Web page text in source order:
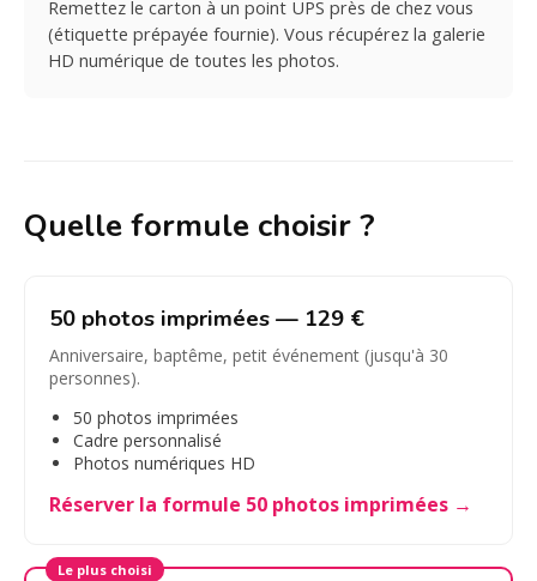
Remettez le carton à un point UPS près de chez vous
(étiquette prépayée fournie). Vous récupérez la galerie
HD numérique de toutes les photos.
Quelle formule choisir ?
50 photos imprimées — 129 €
Anniversaire, baptême, petit événement (jusqu'à 30
personnes).
50 photos imprimées
Cadre personnalisé
Photos numériques HD
Réserver la formule 50 photos imprimées →
Le plus choisi